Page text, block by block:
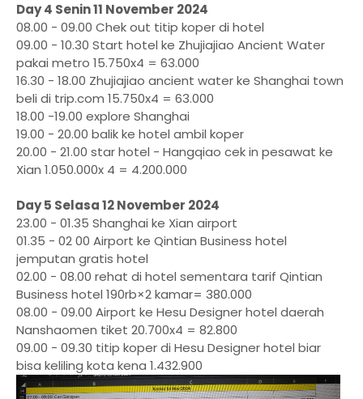
Day 4 Senin 11 November 2024
08.00 - 09.00 Chek out titip koper di hotel
09.00 - 10.30 Start hotel ke Zhujiajiao Ancient Water
pakai metro 15.750x4 = 63.000
16.30 - 18.00 Zhujiajiao ancient water ke Shanghai town
beli di trip.com 15.750x4 = 63.000
18.00 -19.00 explore Shanghai
19.00 - 20.00 balik ke hotel ambil koper
20.00 - 21.00 star hotel - Hangqiao cek in pesawat ke
Xian 1.050.000x 4 = 4.200.000
Day 5 Selasa 12 November 2024
23.00 - 01.35 Shanghai ke Xian airport
01.35 - 02 00 Airport ke Qintian Business hotel
jemputan gratis hotel
02.00 - 08.00 rehat di hotel sementara tarif Qintian
Business hotel 190rb×2 kamar= 380.000
08.00 - 09.00 Airport ke Hesu Designer hotel daerah
Nanshaomen tiket 20.700x4 = 82.800
09.00 - 09.30 titip koper di Hesu Designer hotel biar
bisa keliling kota kena 1.432.900